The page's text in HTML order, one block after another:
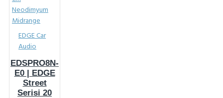
EDGE Car
Audio
EDSPRO8N-
E0 | EDGE
Street
Serisi 20